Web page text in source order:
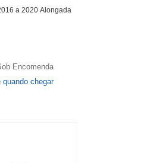
a 2020 Alongada
Encomenda
quando chegar